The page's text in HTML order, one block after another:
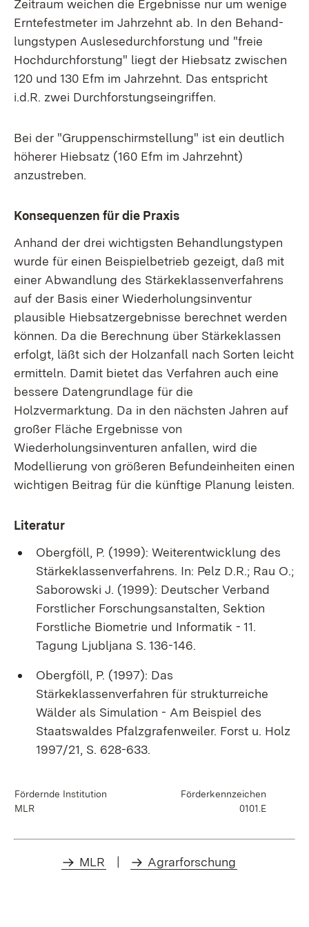
Zeitraum weichen die Ergebnisse nur um wenige
Erntefestmeter im Jahrzehnt ab. In den Behand-
lungstypen Auslesedurchforstung und "freie
Hochdurchforstung" liegt der Hiebsatz zwischen
120 und 130 Efm im Jahrzehnt. Das entspricht
i.d.R. zwei Durchforstungseingriffen.
Bei der "Gruppenschirmstellung" ist ein deutlich
höherer Hiebsatz (160 Efm im Jahrzehnt)
anzustreben.
Konsequenzen für die Praxis
Anhand der drei wichtigsten Behandlungstypen
wurde für einen Beispielbetrieb gezeigt, daß mit
einer Abwandlung des Stärkeklassenverfahrens
auf der Basis einer Wiederholungsinventur
plausible Hiebsatzergebnisse berechnet werden
können. Da die Berechnung über Stärkeklassen
erfolgt, läßt sich der Holzanfall nach Sorten leicht
ermitteln. Damit bietet das Verfahren auch eine
bessere Datengrundlage für die
Holzvermarktung. Da in den nächsten Jahren auf
großer Fläche Ergebnisse von
Wiederholungsinventuren anfallen, wird die
Modellierung von größeren Befundeinheiten einen
wichtigen Beitrag für die künftige Planung leisten.
Literatur
Obergföll, P. (1999): Weiterentwicklung des
Stärkeklassenverfahrens. In: Pelz D.R.; Rau O.;
Saborowski J. (1999): Deutscher Verband
Forstlicher Forschungsanstalten, Sektion
Forstliche Biometrie und Informatik - 11.
Tagung Ljubljana S. 136-146.
Obergföll, P. (1997): Das
Stärkeklassenverfahren für strukturreiche
Wälder als Simulation - Am Beispiel des
Staatswaldes Pfalzgrafenweiler. Forst u. Holz
1997/21, S. 628-633.
Fördernde Institution
MLR
Förderkennzeichen
0101.E
MLR Agrarforschung